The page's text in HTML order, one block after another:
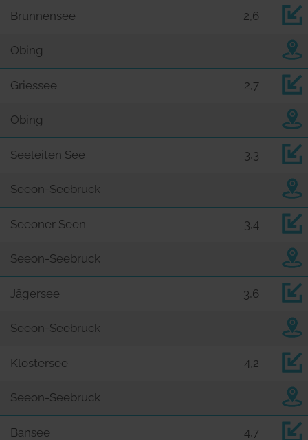
Brunnensee 2,6
Obing
Griessee 2,7
Obing
Seeleiten See 3,3
Seeon-Seebruck
Seeoner Seen 3,4
Seeon-Seebruck
Jägersee 3,6
Seeon-Seebruck
Klostersee 4,2
Seeon-Seebruck
Bansee 4,7